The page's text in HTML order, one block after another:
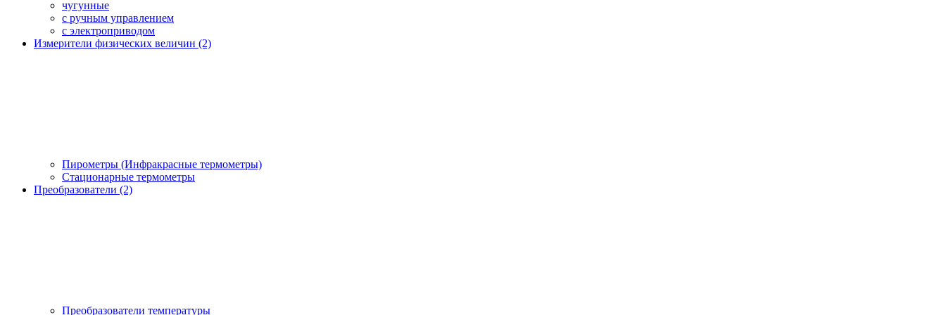
чугунные
с ручным управлением
c электроприводом
Измерители физических величин (2)
Пирометры (Инфракрасные термометры)
Стационарные термометры
Преобразователи (2)
Преобразователи температуры